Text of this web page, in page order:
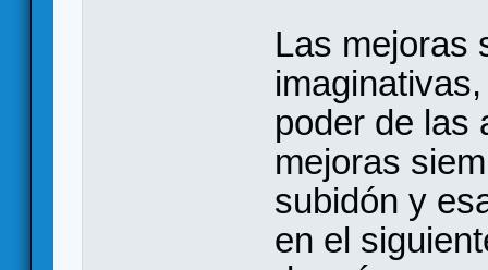
Las mejoras
poder de las
mejoras
subidón y
en el